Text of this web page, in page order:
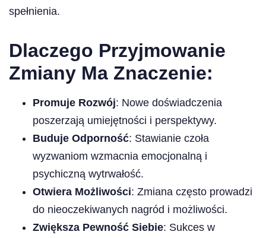
spełnienia.
Dlaczego Przyjmowanie
Zmiany Ma Znaczenie:
Promuje Rozwój: Nowe doświadczenia
poszerzają umiejętności i perspektywy.
Buduje Odporność: Stawianie czoła
wyzwaniom wzmacnia emocjonalną i
psychiczną wytrwałość.
Otwiera Możliwości: Zmiana często prowadzi
do nieoczekiwanych nagród i możliwości.
Zwiększa Pewność Siebie: Sukces w